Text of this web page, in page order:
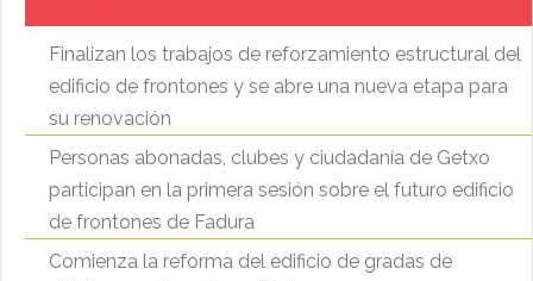
Finalizan los trabajos de reforzamiento estructural del
edificio de frontones y se abre una nueva etapa para
su renovación
Personas abonadas, clubes y ciudadanía de Getxo
participan en la primera sesión sobre el futuro edificio
de frontones de Fadura
Comienza la reforma del edificio de gradas de